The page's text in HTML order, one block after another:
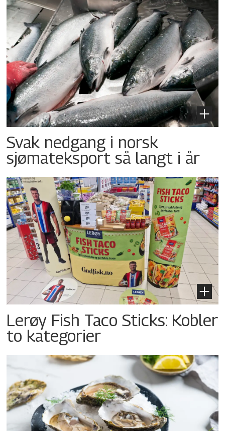
Svak nedgang i norsk
sjømateksport så langt i år
Lerøy Fish Taco Sticks: Kobler
to kategorier